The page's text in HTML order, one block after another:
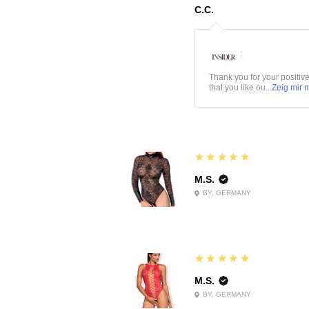
C.C.
:
Thank you for your
that you like ou...Zeig mir
5
★★★★★
M.S.
BY, GERMANY
5
★★★★★
M.S.
BY, GERMANY